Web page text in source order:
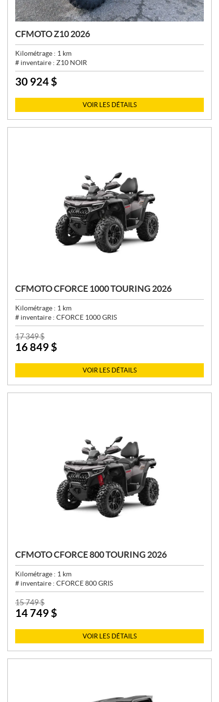
CFMOTO Z10 2026
Kilométrage : 1 km
# inventaire : Z10 NOIR
P
X
30 924 $
VOIR LES DÉTAILS
CFMOTO CFORCE 1000 TOURING 2026
Kilométrage : 1 km
# inventaire : CFORCE 1000 GRIS
P
R
17 349$
16 849 $
VOIR LES DÉTAILS
CFMOTO CFORCE 800 TOURING 2026
Kilométrage : 1 km
# inventaire : CFORCE 800 GRIS
P
R
15 749$
14 749 $
VOIR LES DÉTAILS